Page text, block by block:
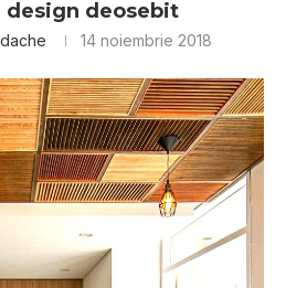
design deosebit
14 noiembrie 2018